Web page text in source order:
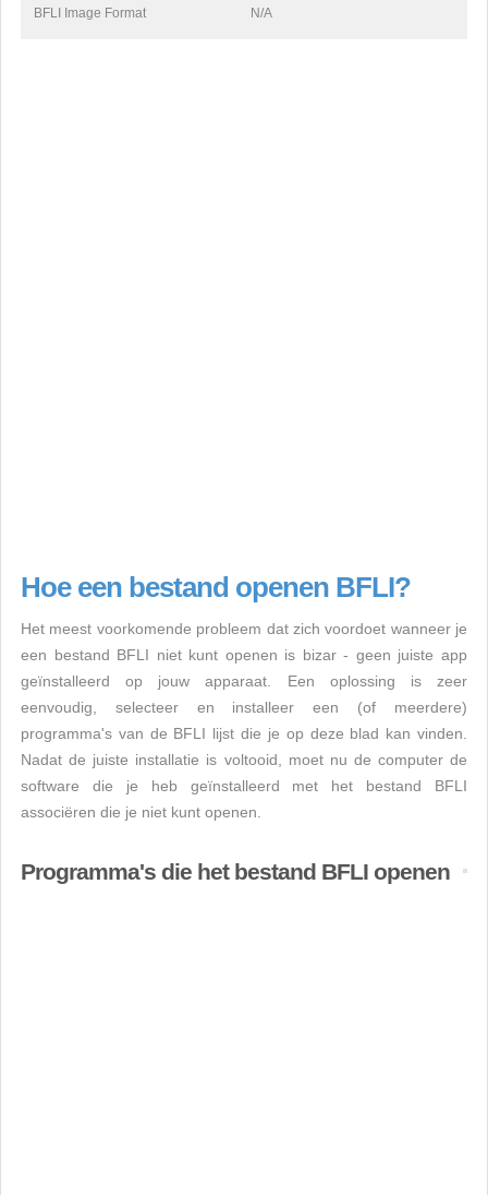
BFLI Image Format N/A
Hoe een bestand openen BFLI?
Het meest voorkomende probleem dat zich voordoet wanneer je
een bestand BFLI niet kunt openen is bizar - geen juiste app
geïnstalleerd op jouw apparaat. Een oplossing is zeer
eenvoudig, selecteer en installeer een (of meerdere)
programma's van de BFLI lijst die je op deze blad kan vinden.
Nadat de juiste installatie is voltooid, moet nu de computer de
software die je heb geïnstalleerd met het bestand BFLI
associëren die je niet kunt openen.
Programma's die het bestand BFLI openen